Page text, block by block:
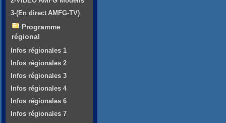
3-(En direct AMFG-TV)
Programme
régional
Infos régionales 1
Infos régionales 2
Infos régionales 3
Infos régionales 4
Infos régionales 6
Infos régionales 7